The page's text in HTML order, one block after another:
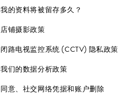
我的资料将被留存多久？
店铺摄影政策
闭路电视监控系统 (CCTV) 隐私政策
我们的数据分析政策
同意、社交网络凭据和账户删除